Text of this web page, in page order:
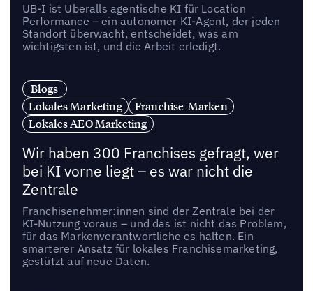
UB-I ist Uberalls agentische KI für Location
Performance – ein autonomer KI-Agent, der jeden
Standort überwacht, entscheidet, was am
wichtigsten ist, und die Arbeit erledigt.
Blogs
Lokales Marketing
Franchise-Marken
Lokales AEO Marketing
Wir haben 300 Franchises gefragt, wer
bei KI vorne liegt – es war nicht die
Zentrale
Franchisenehmer:innen sind der Zentrale bei der
KI-Nutzung voraus – und das ist nicht das Problem,
für das Markenverantwortliche es halten. Ein
smarterer Ansatz für lokales Franchisemarketing,
gestützt auf neue Daten.